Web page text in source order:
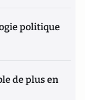
politique
de plus en